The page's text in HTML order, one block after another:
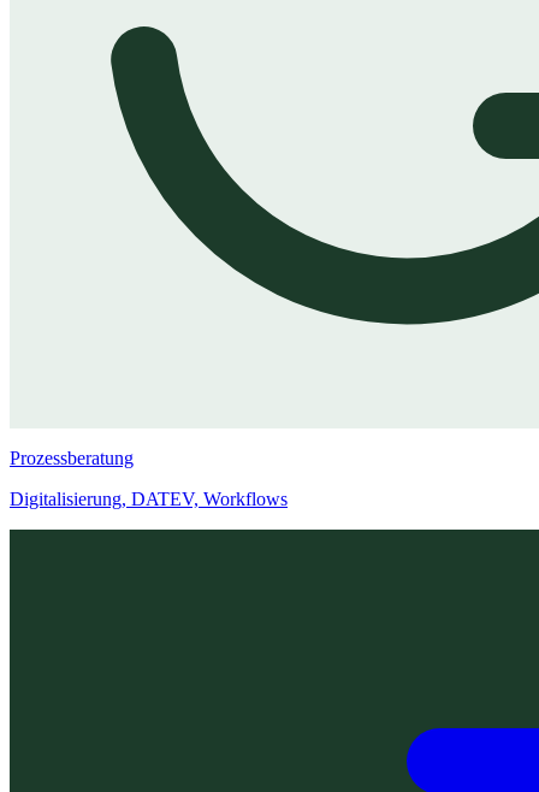
Prozessberatung
Digitalisierung, DATEV, Workflows